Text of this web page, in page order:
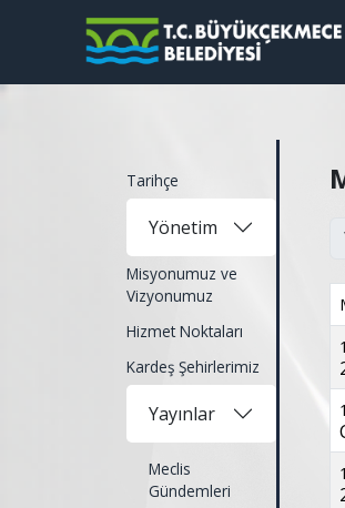
Tarihçe
Yönetim
Misyonumuz ve
Vizyonumuz
Hizmet Noktaları
Kardeş Şehirlerimiz
Yayınlar
Meclis
Gündemleri